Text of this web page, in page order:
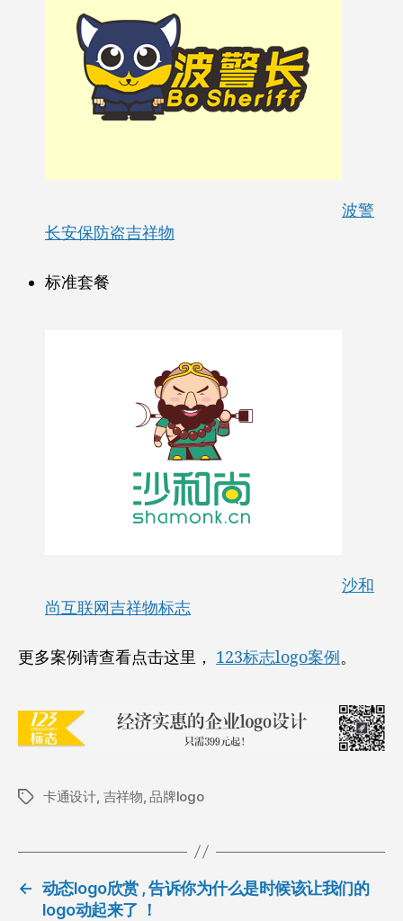
波警
长安保防盗吉祥物
标准套餐
沙和
尚互联网吉祥物标志
更多案例请查看点击这里， 123标志logo案例。
标
卡通设计 吉祥物 ,品牌logo
← 动态logo欣赏 , 告诉你为什么是时候该让我们的
logo动起来了 ！